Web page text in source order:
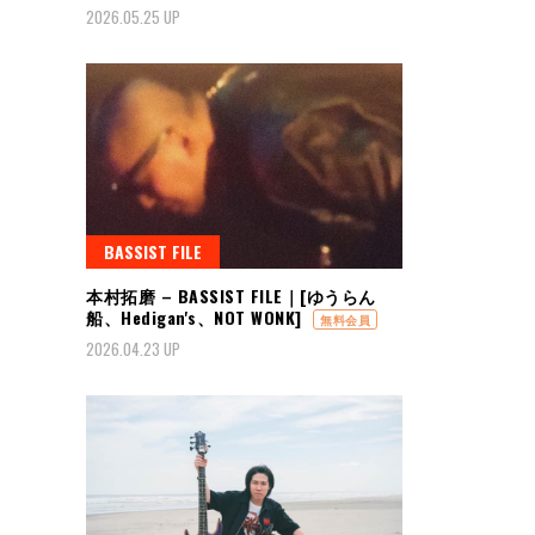
2026.05.25 UP
BASSIST FILE
本村拓磨 – BASSIST FILE｜[ゆうらん
船、Hedigan's、NOT WONK]
無料会員
2026.04.23 UP